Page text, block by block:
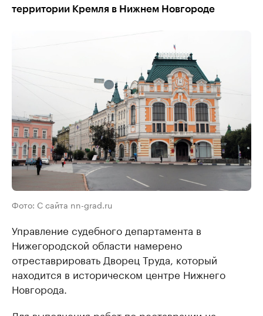
территории Кремля в Нижнем Новгороде
Фото: С сайта nn-grad.ru
Управление судебного департамента в
Нижегородской области намерено
отреставрировать Дворец Труда, который
находится в историческом центре Нижнего
Новгорода.